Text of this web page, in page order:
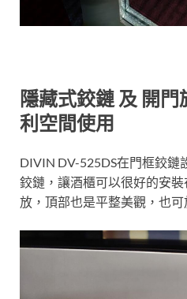
隱藏式鉸鏈 及 開
利空間使用
DIVIN DV-525DS在門框鉸鏈
鉸鏈，讓酒櫃可以很好的安
放，頂部也是平整美觀，也可